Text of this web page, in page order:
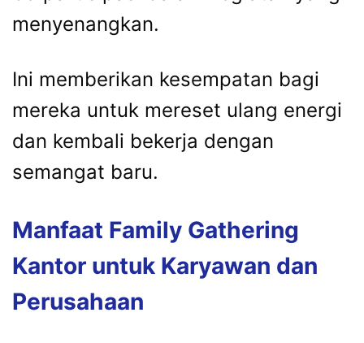
menyenangkan.
Ini memberikan kesempatan bagi
mereka untuk mereset ulang energi
dan kembali bekerja dengan
semangat baru.
Manfaat Family Gathering
Kantor untuk Karyawan dan
Perusahaan